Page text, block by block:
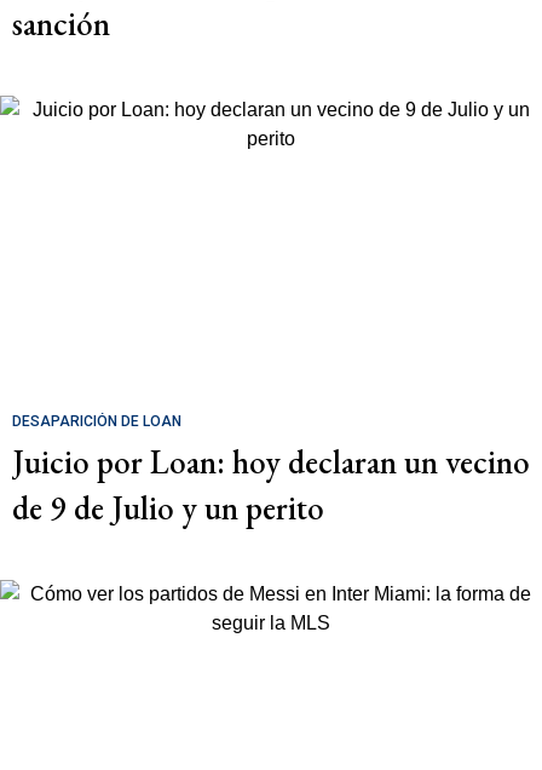
sanción
DESAPARICIÓN DE LOAN
Juicio por Loan: hoy declaran un vecino
de 9 de Julio y un perito